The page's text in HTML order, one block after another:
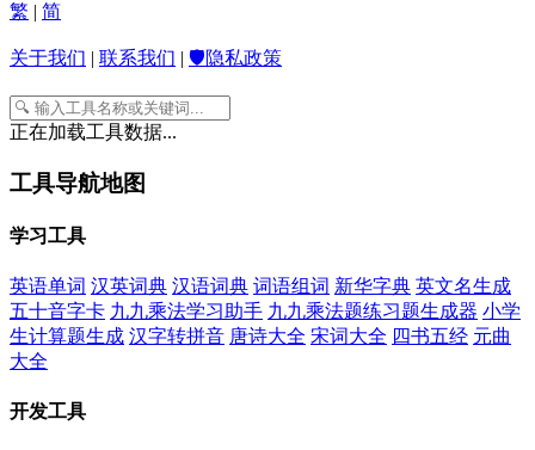
繁 | 简
关于我们 | 联系我们 | 🛡️隐私政策
正在加载工具数据...
工具导航地图
学习工具
英语单词 汉英词典 汉语词典 词语组词 新华字典 英文名生成
五十音字卡 九九乘法学习助手 九九乘法题练习题生成器 小学
生计算题生成 汉字转拼音 唐诗大全 宋词大全 四书五经 元曲
大全
开发工具